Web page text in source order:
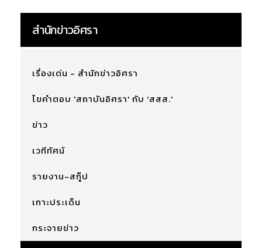
สำนักข่าวอิศรา
เรื่องเด่น - สำนักข่าวอิศรา
ไขคำตอบ 'สถาบันอิศรา' กับ 'สสส.'
ข่าว
เวทีทัศน์
รายงาน-สกู๊ป
เกาะประเด็น
กระจายข่าว